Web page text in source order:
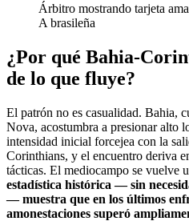
Árbitro mostrando tarjeta
A brasileña
¿Por qué Bahia-
de lo que fluye?
El patrón no es casualidad. Bahia,
Nova, acostumbra a presionar alto
intensidad inicial forcejea con la
Corinthians, y el encuentro deriva
tácticas. El mediocampo se vuelve
estadística histórica — sin
— muestra que en los últimos
amonestaciones superó